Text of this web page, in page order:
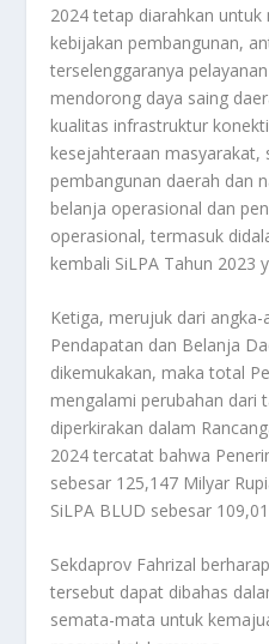
2024 tetap diarahkan untuk
kebijakan pembangunan,
terselenggaranya
mendorong daya saing
kualitas infrastruktur
kesejahteraan masyarakat,
pembangunan daerah dan
belanja operasional dan
operasional, termasuk
kembali SiLPA Tahun 2023
Ketiga, merujuk dari
Pendapatan dan Belanja
dikemukakan, maka total
mengalami perubahan dari
diperkirakan dalam
2024 tercatat bahwa
sebesar 125,147 Milyar
SiLPA BLUD sebesar
Sekdaprov Fahrizal
tersebut dapat dibahas
semata-mata untuk